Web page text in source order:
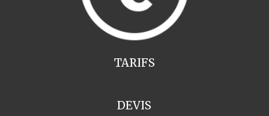
TARIFS
DEVIS